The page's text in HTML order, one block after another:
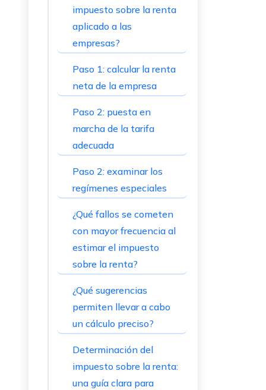
impuesto sobre la renta
aplicado a las
empresas?
Paso 1: calcular la renta
neta de la empresa
Paso 2: puesta en
marcha de la tarifa
adecuada
Paso 2: examinar los
regímenes especiales
¿Qué fallos se cometen
con mayor frecuencia al
estimar el impuesto
sobre la renta?
¿Qué sugerencias
permiten llevar a cabo
un cálculo preciso?
Determinación del
impuesto sobre la renta:
una guía clara para